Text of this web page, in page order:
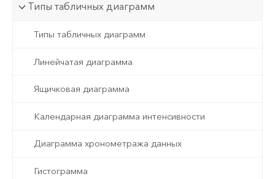
Типы табличных диаграмм
Типы табличных диаграмм
Линейчатая диаграмма
Ящичковая диаграмма
Календарная диаграмма интенсивности
Диаграмма хронометража данных
Гистограмма